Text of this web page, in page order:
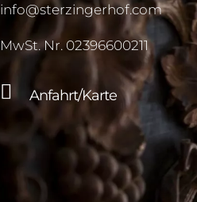
info@sterzingerhof.com
MwSt. Nr. 02396600211
 Anfahrt/Karte